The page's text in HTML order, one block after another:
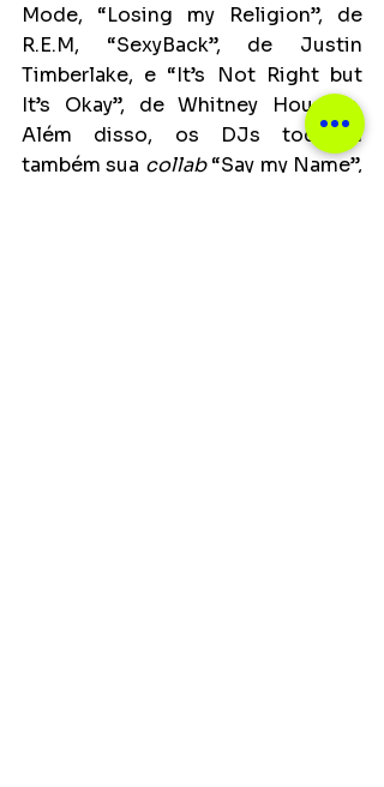
Mode, “Losing my Religion”, de
R.E.M, “SexyBack”, de Justin
Timberlake, e “It’s Not Right but
It’s Okay”, de Whitney Houston.
Além disso, os DJs tocaram
também sua collab “Say my Name”,